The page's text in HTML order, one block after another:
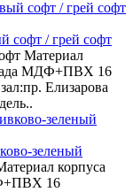
софт / грей софт
Материал
МДФ+ПВХ 16
Елизарова
зеленый
корпуса
16